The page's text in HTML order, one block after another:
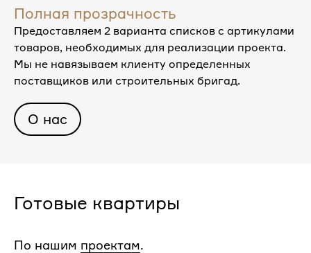
Полная прозрачность
Предоставляем 2 варианта списков с артикулами
товаров, необходимых для реализации проекта.
Мы не навязываем клиенту определенных
поставщиков или строительных бригад.
О нас
Готовые квартиры
По нашим проектам.